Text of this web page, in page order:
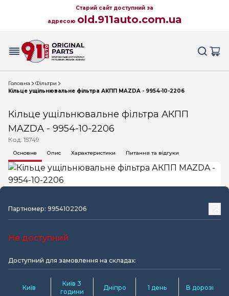
Старий сайт доступний за
адресою old.911auto.com.ua
Головна
Фільтри
Кільце ущільнювальне фільтра АКПП MAZDA - 9954-10-2206
Кільце ущільнювальне фільтра АКПП
MAZDA - 9954-10-2206
Код: 15749
Основне Опис Характеристики Питання та відгуки
Партномер: 9954102206
Не доступний
Доступний для замовлення на складах:
Київ
Київ 3
години
Дніпро 1 день В дорозі